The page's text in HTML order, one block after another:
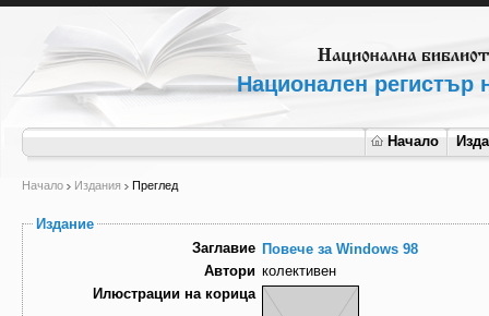
Национален регистър
Начало
Начало Издания Преглед
Издание
Заглавие Повече за Windows 98
Автори колективен
Илюстрации на корица